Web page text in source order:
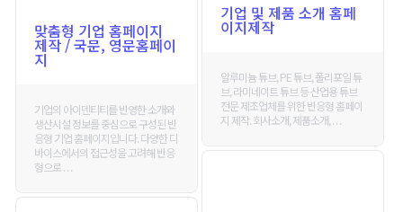
맞춤형 기업 홈페이지
제작 / 국문, 영문홈페이
지
기업의 아이덴티티를 반영한 소개와
생산시설 정보를 중심으로 구성된 반
응형 기업 홈페이지입니다. 다양한 디
바이스에서의 접근성을 고려해 반응
형으로 . . .
기업 및 제품 소개 홈페
이지제작
알루미늄 튜브, PE 튜브, 폴리포일 튜
브, 라미네이트 튜브 등 산업용 튜브
전문 제조업체를 위한 반응형 홈페이
지 제작. 회사소개, 제품소개, . . .